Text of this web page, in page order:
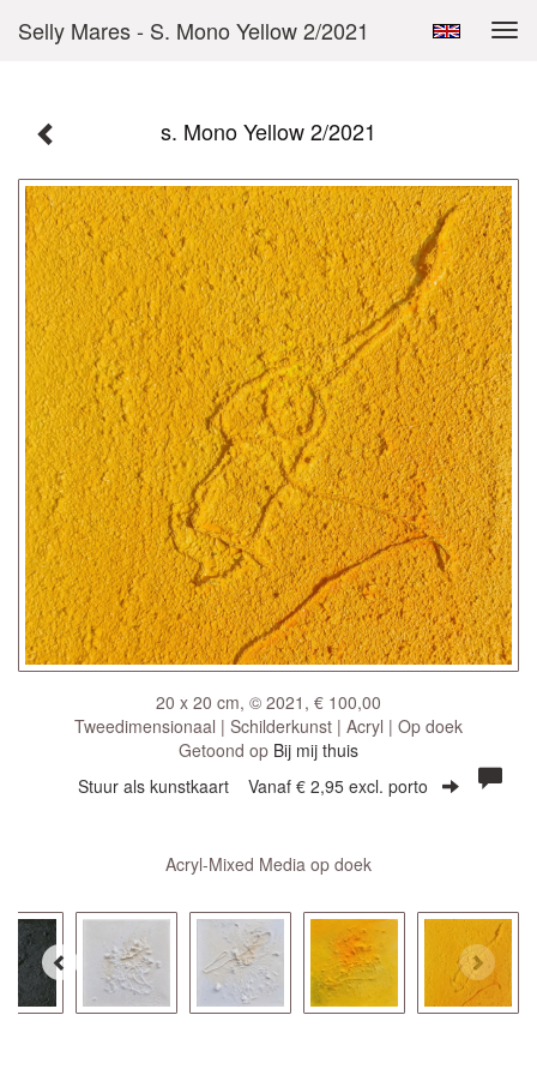
Selly Mares - S. Mono Yellow 2/2021
s. Mono Yellow 2/2021
20 x 20 cm, © 2021, € 100,00
Tweedimensionaal | Schilderkunst | Acryl | Op doek
Getoond op Bij mij thuis
Stuur als kunstkaart Vanaf € 2,95 excl. porto
Acryl-Mixed Media op doek